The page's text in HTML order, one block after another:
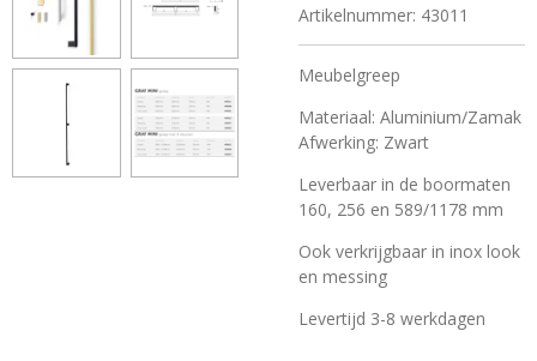
Artikelnummer: 43011
Meubelgreep
Materiaal: Aluminium/Zamak
Afwerking: Zwart
Leverbaar in de boormaten
160, 256 en 589/1178 mm
Ook verkrijgbaar in inox look
en messing
Levertijd 3-8 werkdagen